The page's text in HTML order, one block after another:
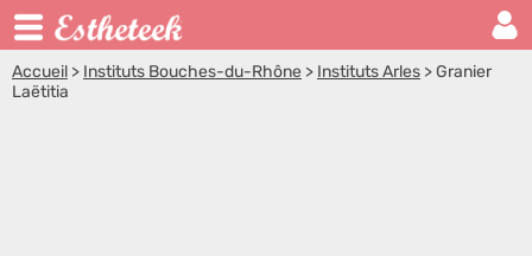
Accueil > Instituts Bouches-du-Rhône > Instituts Arles >Granier
Laëtitia